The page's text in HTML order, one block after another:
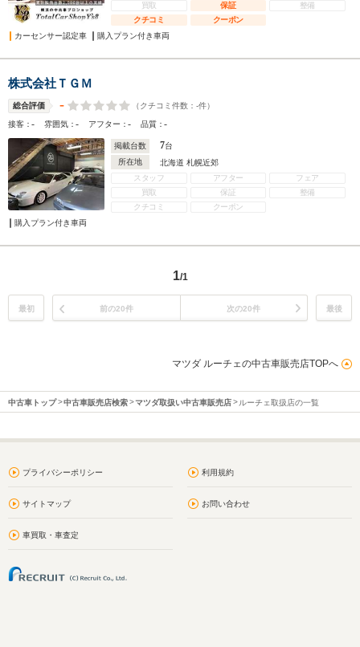
買取
保証
整備
クチコミ
クーポン
カーセンサー認定車
購入プラン付き車両
株式会社ＴＧＭ
総合評価 - （クチコミ件数： -件）
接客：- 雰囲気：- アフター：- 品質：-
掲載台数 7台
所在地
北海道 札幌近郊
スタッフ
アフター
フェア
買取
保証
整備
クチコミ
クーポン
購入プラン付き車両
1/1
最初 前の20件 次の20件 最後
マツダ ルーチェの中古車販売店TOPへ
中古車トップ 中古車販売店検索 マツダ取扱い中古車販売店 ルーチェ取扱店の一覧
プライバシーポリシー 利用規約
サイトマップ お問い合わせ
車買取・車査定